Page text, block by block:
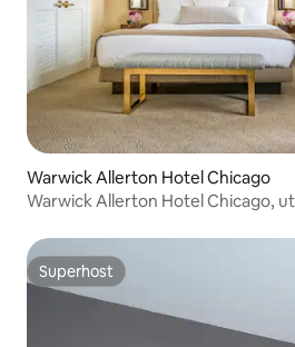
Warwick Allerton Hotel Chicago
Warwick Allerton Hotel Chicago,
Superhost
Superhost